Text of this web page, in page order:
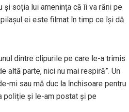
soția lui amenința că îi va răni pe
ei este filmat în timp ce își dă
dintre clipurile pe care le-a trimis
altă parte, nici nu mai respiră”. Un
mi sau mă duc la închisoare pentru
poliție și le-am postat și pe